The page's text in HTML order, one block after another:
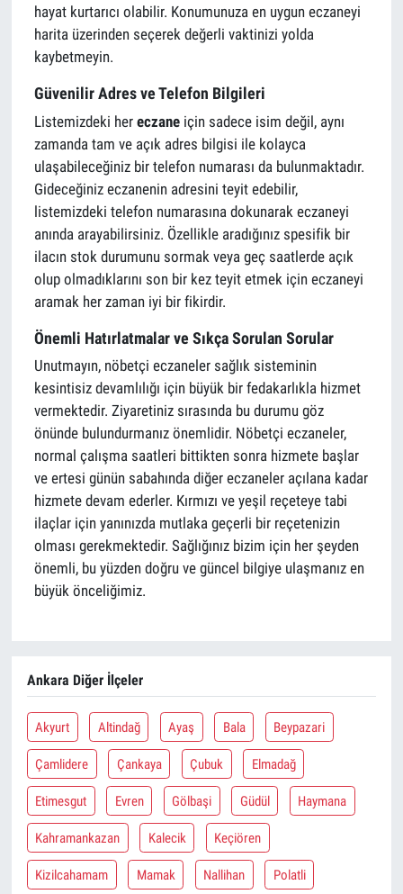
hayat kurtarıcı olabilir. Konumunuza en uygun eczaneyi
harita üzerinden seçerek değerli vaktinizi yolda
kaybetmeyin.
Güvenilir Adres ve Telefon Bilgileri
Listemizdeki hereczane için sadece isim değil, aynı
zamanda tam ve açık adres bilgisi ile kolayca
ulaşabileceğiniz bir telefon numarası da bulunmaktadır.
Gideceğiniz eczanenin adresini teyit edebilir,
listemizdeki telefon numarasına dokunarak eczaneyi
anında arayabilirsiniz. Özellikle aradığınız spesifik bir
ilacın stok durumunu sormak veya geç saatlerde açık
olup olmadıklarını son bir kez teyit etmek için eczaneyi
aramak her zaman iyi bir fikirdir.
Önemli Hatırlatmalar ve Sıkça Sorulan Sorular
Unutmayın, nöbetçi eczaneler sağlık sisteminin
kesintisiz devamlılığı için büyük bir fedakarlıkla hizmet
vermektedir. Ziyaretiniz sırasında bu durumu göz
önünde bulundurmanız önemlidir. Nöbetçi eczaneler,
normal çalışma saatleri bittikten sonra hizmete başlar
ve ertesi günün sabahında diğer eczaneler açılana kadar
hizmete devam ederler. Kırmızı ve yeşil reçeteye tabi
ilaçlar için yanınızda mutlaka geçerli bir reçetenizin
olması gerekmektedir. Sağlığınız bizim için her şeyden
önemli, bu yüzden doğru ve güncel bilgiye ulaşmanız en
büyük önceliğimiz.
Ankara Diğer İlçeler
Akyurt Altindağ Ayaş Bala Beypazari
Çamlidere Çankaya Çubuk Elmadağ
Etimesgut Evren Gölbaşi Güdül Haymana
Kahramankazan Kalecik Keçiören
Kizilcahamam Mamak Nallihan Polatli